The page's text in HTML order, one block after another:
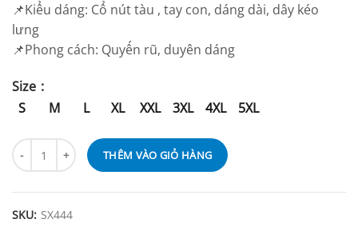
📌Kiểu dáng: Cổ nút tàu , tay con, dáng dài, dây kéo
lưng
📌Phong cách: Quyến rũ, duyên dáng
Size
S
M L XL XXL 3XL 4XL 5XL
THÊM VÀO GIỎ HÀNG
SKU: SX444